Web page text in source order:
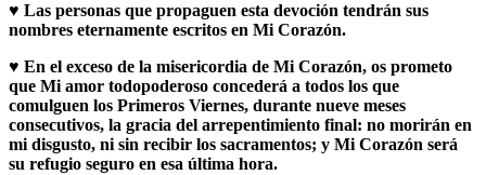
♥ Las personas que propaguen esta devoción tendrán sus
nombres eternamente escritos en Mi Corazón.
♥ En el exceso de la misericordia de Mi Corazón, os prometo
que Mi amor todopoderoso concederá a todos los que
comulguen los Primeros Viernes, durante nueve meses
consecutivos, la gracia del arrepentimiento final: no morirán en
mi disgusto, ni sin recibir los sacramentos; y Mi Corazón será
su refugio seguro en esa última hora.